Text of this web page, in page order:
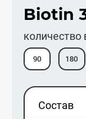
Biotin
количество
90 180
Состав